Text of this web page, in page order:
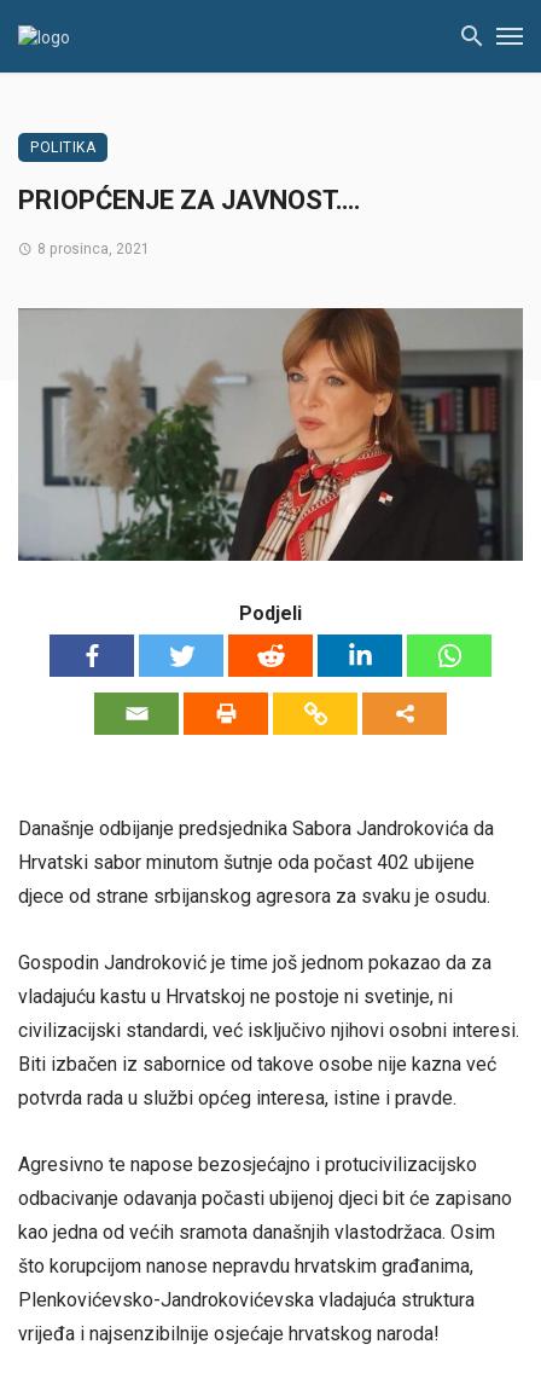
POLITIKA
PRIOPĆENJE ZA JAVNOST….
8 prosinca, 2021
Podjeli
Današnje odbijanje predsjednika Sabora Jandrokovića da
Hrvatski sabor minutom šutnje oda počast 402 ubijene
djece od strane srbijanskog agresora za svaku je osudu.
Gospodin Jandroković je time još jednom pokazao da za
vladajuću kastu u Hrvatskoj ne postoje ni svetinje, ni
civilizacijski standardi, već isključivo njihovi osobni interesi.
Biti izbačen iz sabornice od takove osobe nije kazna već
potvrda rada u službi općeg interesa, istine i pravde.
Agresivno te napose bezosjećajno i protucivilizacijsko
odbacivanje odavanja počasti ubijenoj djeci bit će zapisano
kao jedna od većih sramota današnjih vlastodržaca. Osim
što korupcijom nanose nepravdu hrvatskim građanima,
Plenkovićevsko-Jandrokovićevska vladajuća struktura
vrijeđa i najsenzibilnije osjećaje hrvatskog naroda!